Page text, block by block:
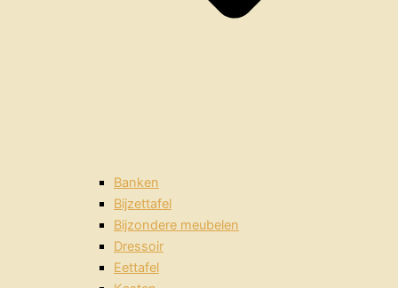
Banken
Bijzettafel
Bijzondere meubelen
Dressoir
Eettafel